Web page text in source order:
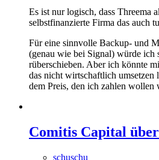
Es ist nur logisch, dass Threema
selbstfinanzierte Firma das auch
Für eine sinnvolle Backup- und
(genau wie bei Signal) würde ich
rüberschieben. Aber ich könnte
das nicht wirtschaftlich umsetzen
dem Preis, den ich zahlen wollen
Comitis Capital
schuschu